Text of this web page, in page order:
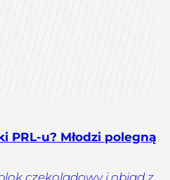
PRL-u? Młodzi polegną